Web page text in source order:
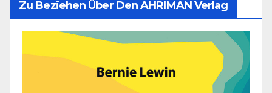
Zu Beziehen Über Den AHRIMAN Verlag